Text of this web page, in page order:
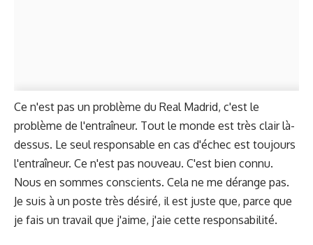
Ce n'est pas un problème du Real Madrid, c'est le
problème de l'entraîneur. Tout le monde est très clair là-
dessus. Le seul responsable en cas d'échec est toujours
l'entraîneur. Ce n'est pas nouveau. C'est bien connu.
Nous en sommes conscients. Cela ne me dérange pas.
Je suis à un poste très désiré, il est juste que, parce que
je fais un travail que j'aime, j'aie cette responsabilité.